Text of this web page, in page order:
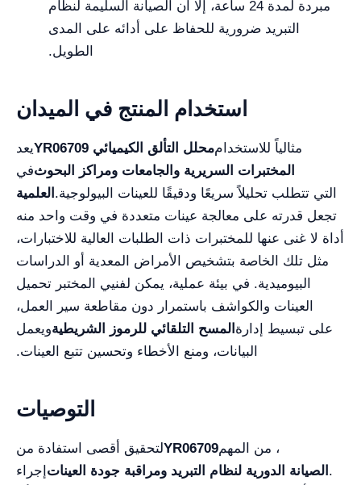
مبردة لمدة 24 ساعة، إلا أن الصيانة السليمة لنظام
التبريد ضرورية للحفاظ على أدائه على المدى
الطويل.
استخدام المنتج في الميدان
يعد YR06709 محلل التألق الكيميائيمثالياً للاستخدام
فيالمختبرات السريرية والجامعات ومراكز البحوث
العلمية التي تتطلب تحليلاً سريعًا ودقيقًا للعينات البيولوجية.
تجعل قدرته على معالجة عينات متعددة في وقت واحد منه
أداة لا غنى عنها للمختبرات ذات الطلبات العالية للاختبارات،
مثل تلك الخاصة بتشخيص الأمراض المعدية أو الدراسات
البيوميدية. في بيئة عملية، يمكن لفنيي المختبر تحميل
العينات والكواشف باستمرار دون مقاطعة سير العمل،
ويعملالمسح التلقائي للرموز الشريطية على تبسيط إدارة
البيانات، ومنع الأخطاء وتحسين تتبع العينات.
التوصيات
لتحقيق أقصى استفادة منYR06709، من المهم
إجراء الصيانة الدورية لنظام التبريد ومراقبة جودة العينات .